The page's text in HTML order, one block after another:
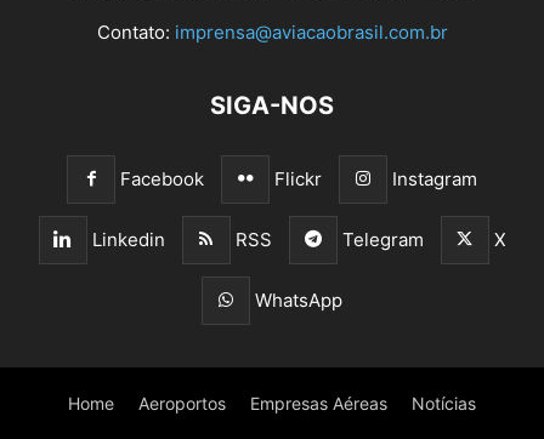
Contato: imprensa@aviacaobrasil.com.br
SIGA-NOS
Facebook Flickr Instagram
Linkedin RSS Telegram X
WhatsApp
Home Aeroportos Empresas Aéreas Notícias